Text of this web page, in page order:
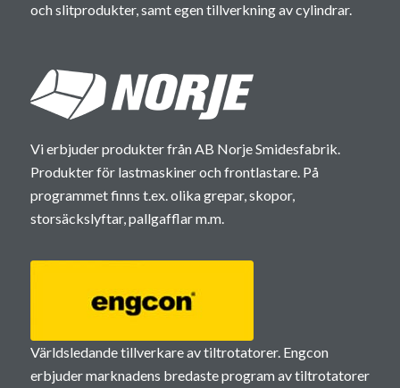
och slitprodukter, samt egen tillverkning av cylindrar.
Vi erbjuder produkter från AB Norje Smidesfabrik.
Produkter för lastmaskiner och frontlastare. På
programmet finns t.ex. olika grepar, skopor,
storsäckslyftar, pallgafflar m.m.
Världsledande tillverkare av tiltrotatorer. Engcon
erbjuder marknadens bredaste program av tiltrotatorer